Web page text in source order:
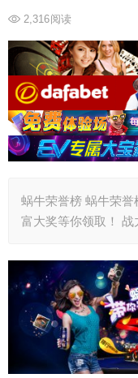
2,316阅读
蜗牛荣誉榜 蜗牛荣
富大奖等你领取！